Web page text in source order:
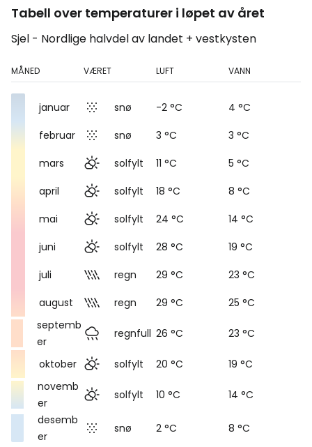
Tabell over temperaturer i løpet av året
Sjel - Nordlige halvdel av landet + vestkysten
MÅNED VÆRET LUFT VANN
januar snø -2 °C
4 °C
februar
snø 3 °C
3 °C
mars
solfylt 11 °C
5 °C
april
solfylt 18 °C
8 °C
mai
solfylt 24 °C
14 °C
juni
solfylt 28 °C
19 °C
juli
regn 29 °C
23 °C
august
regn 29 °C
25 °C
septemb
er
regnfull 26 °C 23 °C
oktober solfylt 20 °C
19 °C
novemb
er
solfylt 10 °C
14 °C
desemb
er
snø 2 °C 8 °C